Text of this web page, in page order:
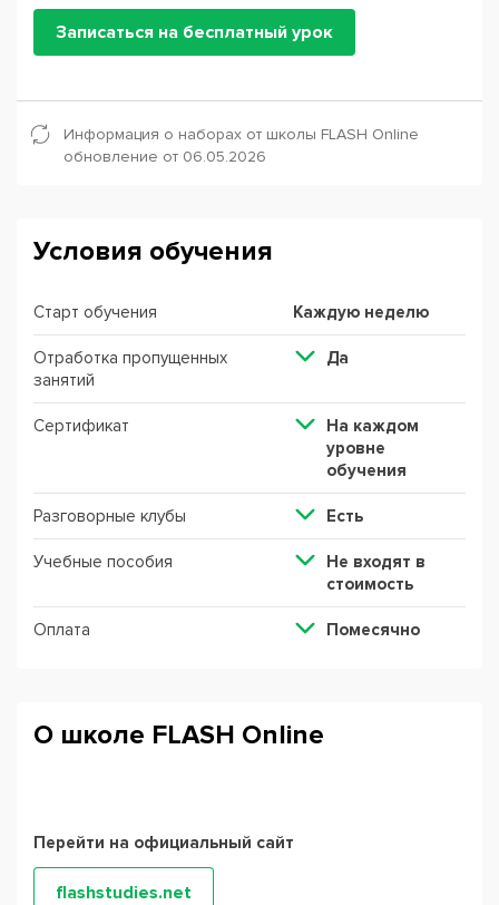
Записаться на бесплатный урок
Информация о наборах от школы FLASH Online
обновление от 06.05.2026
Условия обучения
Старт обучения Каждую неделю
Отработка пропущенных
занятий
Да
Сертификат
На каждом
уровне
обучения
Разговорные клубы Есть
Учебные пособия
Не входят в
стоимость
Оплата Помесячно
О школе FLASH Online
Перейти на официальный сайт
flashstudies.net